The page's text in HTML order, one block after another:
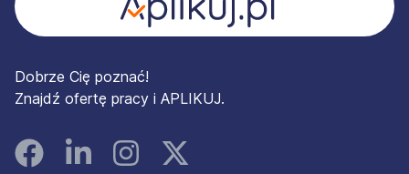
Dobrze Cię poznać!
Znajdź ofertę pracy i APLIKUJ.
FacebookLinked InInstagramInstagram